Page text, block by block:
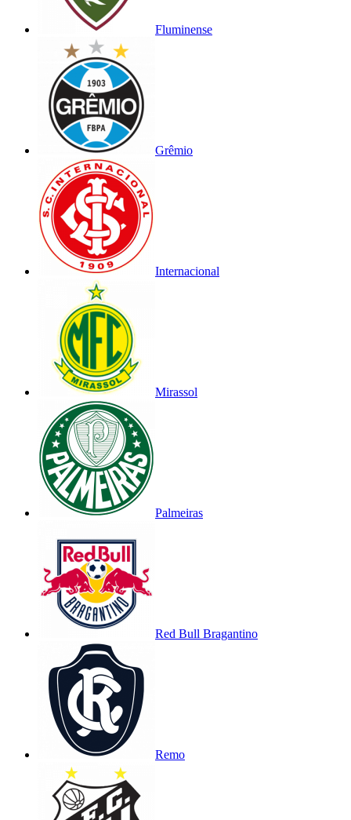
Fluminense
Grêmio
Internacional
Mirassol
Palmeiras
Red Bull Bragantino
Remo